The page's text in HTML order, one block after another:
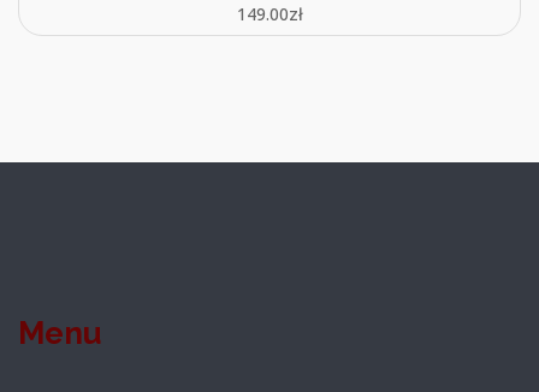
149.00zł
Menu